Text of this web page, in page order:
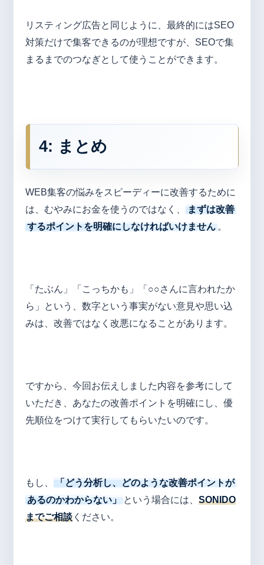
リスティング広告と同じように、最終的にはSEO
対策だけで集客できるのが理想ですが、SEOで集
まるまでのつなぎとして使うことができます。
4: まとめ
WEB集客の悩みをスピーディーに改善するために
は、むやみにお金を使うのではなく、 まずは改善
するポイントを明確にしなければいけません。
「たぶん」「こっちかも」「○○さんに言われたか
ら」という、数字という事実がない意見や思い込
みは、改善ではなく改悪になることがあります。
ですから、今回お伝えしました内容を参考にして
いただき、あなたの改善ポイントを明確にし、優
先順位をつけて実行してもらいたいのです。
もし、
「どう分析し、どのような改善ポイントが
あるのかわからない」
という場合には、 SONIDO
までご相談 ください。